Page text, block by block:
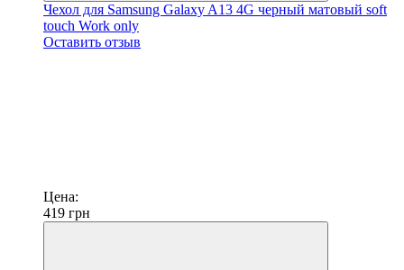
Чехол для Samsung Galaxy A13 4G черный матовый soft
touch Work only
Оставить отзыв
Цена:
419 грн